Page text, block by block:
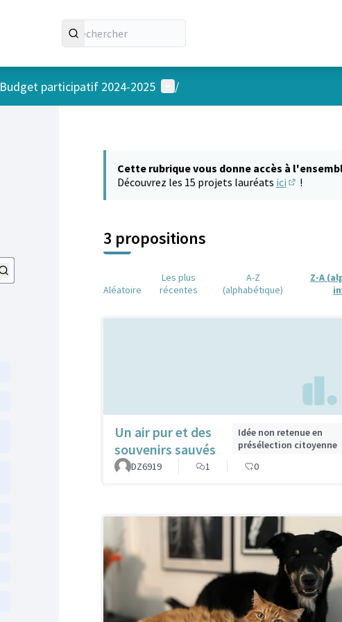
Budget participatif 2024-2025 Menu utilisateur
/
Cette rubrique vous donne accès à
Découvrez les 15 projets lauréats ici !
3 propositions
Aléatoire
Les plus
récentes
A-Z
(alphabétique)
Z-A
Un air pur et des
souvenirs sauvés
Idée non retenue en
présélection citoyenne
DZ6919
1 0